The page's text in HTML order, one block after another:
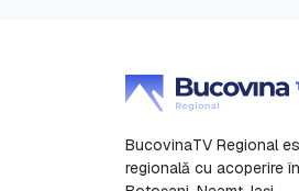
BucovinaTV Regional
regională cu acoperire